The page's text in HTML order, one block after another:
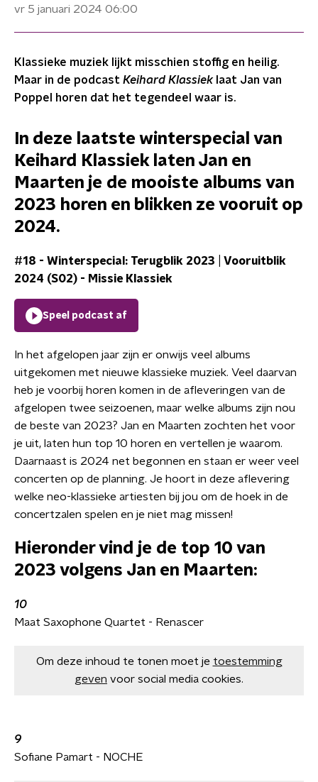
vr 5 januari 2024 06:00
Klassieke muziek lijkt misschien stoffig en heilig.
Maar in de podcast Keihard Klassieklaat Jan van
Poppel horen dat het tegendeel waar is.
In deze laatste winterspecial van
Keihard Klassiek laten Jan en
Maarten je de mooiste albums van
2023 horen en blikken ze vooruit op
2024.
#18 - Winterspecial: Terugblik 2023 | Vooruitblik
2024 (S02) - Missie Klassiek
Speel podcast af
In het afgelopen jaar zijn er onwijs veel albums
uitgekomen met nieuwe klassieke muziek. Veel daarvan
heb je voorbij horen komen in de afleveringen van de
afgelopen twee seizoenen, maar welke albums zijn nou
de beste van 2023? Jan en Maarten zochten het voor
je uit, laten hun top 10 horen en vertellen je waarom.
Daarnaast is 2024 net begonnen en staan er weer veel
concerten op de planning. Je hoort in deze aflevering
welke neo-klassieke artiesten bij jou om de hoek in de
concertzalen spelen en je niet mag missen!
Hieronder vind je de top 10 van
2023 volgens Jan en Maarten:
10
Maat Saxophone Quartet - Renascer
Om deze inhoud te tonen moet je toestemming
geven voor social media cookies.
9
Sofiane Pamart - NOCHE